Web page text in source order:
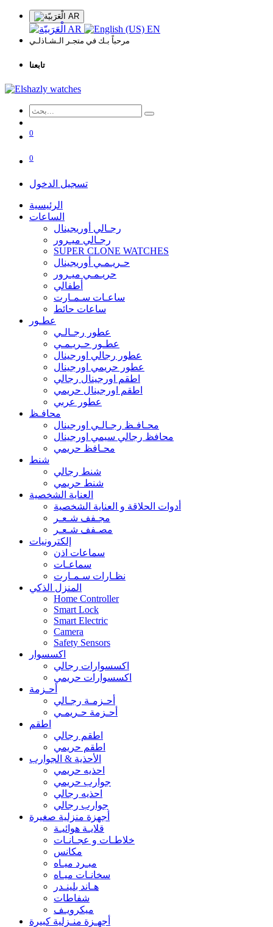
AR
AR EN
مرحباً بـك في متجـر الـشـاذلـي
تابعنا
0
0
تسجيل الدخول
الرئيسية
الساعات
رجـالي أوريجينال
رجـالي ميـرور
SUPER CLONE WATCHES
حـريـمـي أوريجينال
حريـمـي ميـرور
أطفالي
ساعـات سـمـارت
ساعات حائط
عطـور
عطور رجـالـي
عطـور حـريـمـي
عطور رجالي اورجينال
عطور حريمي اورجينال
اطقم اورجينال رجالي
اطقم اورجينال حريمي
عطور عربي
محافـظ
محـافـظ رجـالـي اورجينال
محافظ رجالي سيمي اورجينال
محـافظ حريمي
شنط
شنط رجالي
شنط حريمي
العناية الشخصية
أدوات الحلاقة و العناية الشخصية
مجـفف شـعـر
مصـفف شـعـر
إلكترونيات
سماعات اذن
سماعـات
نظـارات سـمـارت
المنزل الذكي
Home Controller
Smart Lock
Smart Electric
Camera
Safety Sensors
اكسسوار
اكسسوارات رجالي
اكسسوارات حريمي
أحـزمة
أحـزمـة رجـالي
أحـزمة حـريمـي
اطقم
اطقم رجالي
اطقم حريمي
الأحذية & الجوارب
احذيه حريمي
جوارب حريمي
احذيه رجالي
جوارب رجالي
أجهزة منزلية صغيرة
قلايـة هوائيـة
خلاطـات و عجـانـات
مكانس
مبـرد ميـاه
سخانـات ميـاه
هـاند بلينـدر
شفاطات
ميكرويـف
أجهـزة منـزلية كبيرة